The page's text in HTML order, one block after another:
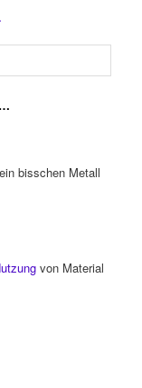
bisschen Metall
von Material